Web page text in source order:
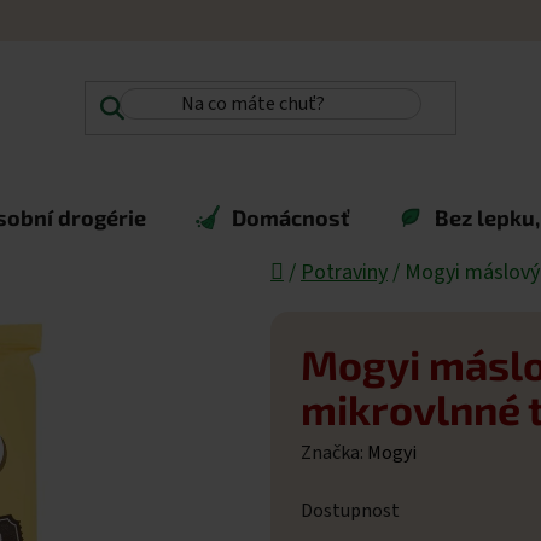
drogérie Domácnosť Bez
Domů
/ Potraviny / Mogyi
Mogyi
mikrovlnné
Značka: Mogyi
Dostupnost